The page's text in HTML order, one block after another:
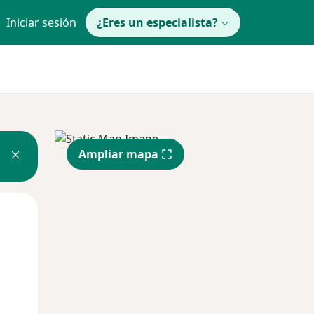
Iniciar sesión ¿Eres un especialista?
Ampliar mapa